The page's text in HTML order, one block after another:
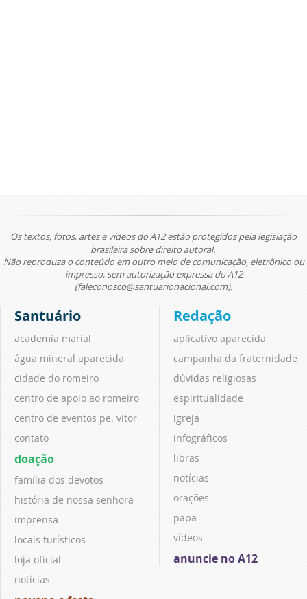
Os textos, fotos, artes e vídeos do A12 estão protegidos pela legislação
brasileira sobre direito autoral.
Não reproduza o conteúdo em outro meio de comunicação, eletrônico ou
impresso, sem autorização expressa do A12
(faleconosco@santuarionacional.com).
Santuário
academia marial
água mineral aparecida
cidade do romeiro
centro de apoio ao romeiro
centro de eventos pe. vitor
contato
doação
família dos devotos
história de nossa senhora
imprensa
locais turísticos
loja oficial
notícias
Redação
aplicativo aparecida
campanha da fraternidade
dúvidas religiosas
espiritualidade
igreja
infográficos
libras
notícias
orações
papa
vídeos
anuncie no A12